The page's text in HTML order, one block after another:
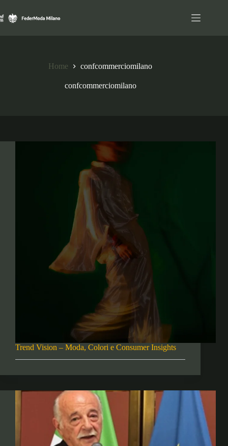
al
contenuto
Home confcommerciomilano
confcommerciomilano
Trend Vision – Moda, Colori e Consumer Insights